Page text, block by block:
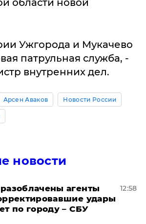
области новой
Ужгорода и Мукачево
патрульная служба, -
внутренних дел.
Арсен Аваков Новости России
новости
агенты
удары
по городу – СБУ
12:58